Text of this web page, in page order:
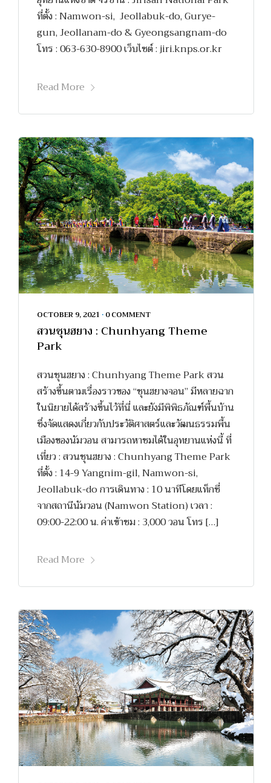
ที่ตั้ง : Namwon-si, Jeollabuk-do, Gurye-
gun, Jeollanam-do & Gyeongsangnam-do
โทร : 063-630-8900 เว็บไซต์ : jiri.knps.or.kr
Read More
OCTOBER 9, 2021 • 0 COMMENT
สวนชุนฮยาง : Chunhyang Theme
Park
สวนชุนฮยาง : Chunhyang Theme Park สวน
สร้างขึ้นตามเรื่องราวของ “ชุนฮยางจอน” มีหลายฉาก
ในนิยายได้สร้างขึ้นไว้ที่นี่ และยังมีพิพิธภัณฑ์พื้นบ้าน
ซึ่งจัดแสดงเกี่ยวกับประวัติศาสตร์และวัฒนธรรมพื้น
เมืองของนัมวอน สามารถหาชมได้ในอุทยานแห่งนี้ ที่
เที่ยว : สวนชุนฮยาง : Chunhyang Theme Park
ที่ตั้ง : 14-9 Yangnim-gil, Namwon-si,
Jeollabuk-do การเดินทาง : 10 นาทีโดยแท็กซี่
จากสถานีนัมวอน (Namwon Station) เวลา :
09:00-22:00 น. ค่าเข้าชม : 3,000 วอน โทร […]
Read More